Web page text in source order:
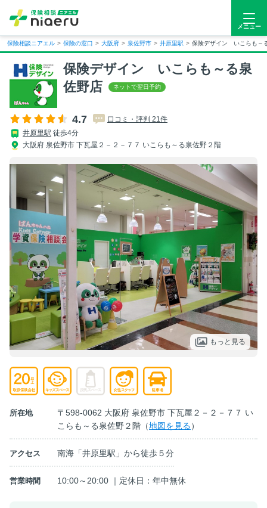
メニュー
保険相談ニアエル > 保険の窓口 > 大阪府 > 泉佐野市 > 井原里駅 > 保険デザイン いこらも～
保険デザイン いこらも～る泉
佐野店
4.7
口コミ・評判 21件
井原里駅 徒歩4分
大阪府 泉佐野市 下瓦屋２－２－７７ いこらも～る泉佐野２階
もっと見る
所在地
〒598-0062 大阪府 泉佐野市 下瓦屋２－２－７７ い
こらも～る泉佐野２階（地図を見る）
アクセス 南海「井原里駅」から徒歩５分
営業時間 10:00～20:00 ｜定休日：年中無休